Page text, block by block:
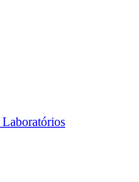
Laboratórios